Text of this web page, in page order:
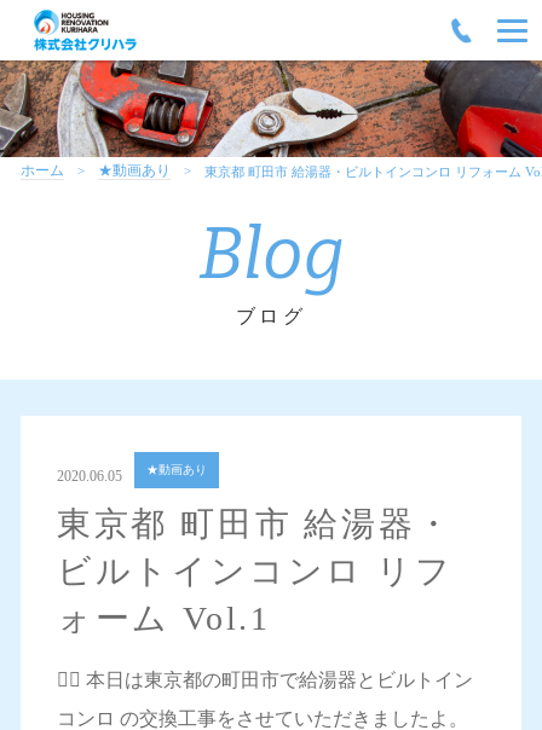
ホーム ★動画あり 東京都 町田市 給湯器・ビルトインコンロ リフォーム
Blog
ブログ
2020.06.05 ★動画あり
東京都 町田市 給湯器・
ビルトインコンロ リフ
ォーム Vol.1
💁‍♀️ 本日は東京都の町田市で給湯器とビルトイン
コンロ の交換工事をさせていただきましたよ。